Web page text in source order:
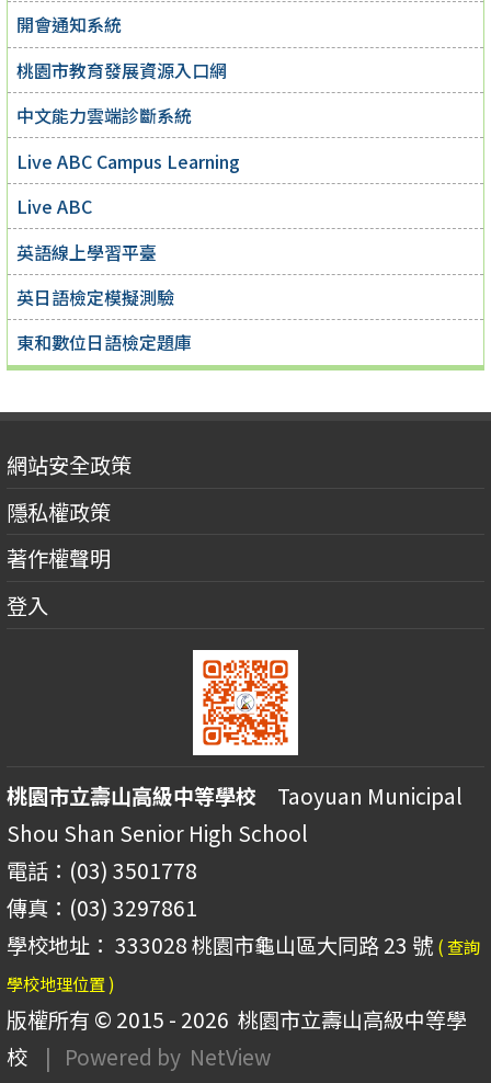
開會通知系統
桃園市教育發展資源入口網
中文能力雲端診斷系統
Live ABC Campus Learning
Live ABC
英語線上學習平臺
英日語檢定模擬測驗
東和數位日語檢定題庫
網站安全政策
隱私權政策
著作權聲明
登入
桃園市立壽山高級中等學校 Taoyuan Municipal
Shou Shan Senior High School
電話：(03) 3501778
傳真：(03) 3297861
學校地址： 333028 桃園市龜山區大同路 23 號 ( 查詢
學校地理位置 )
版權所有 © 2015 - 2026 桃園市立壽山高級中等學
校
| Powered by NetView